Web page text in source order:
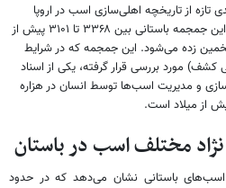
بر اساس آزمایش‌های دقیق، قدمت این جمجمه باستانی بین ۳۳۶۸ تا ۳۱۰۱ پیش از
سال قبل) تخمین زده می‌شود. این جمجمه که در شرایط
مورد بررسی قرار گرفته، یکی از اسناد
و مدیریت اسب‌ها توسط انسان در هزاره
از میلاد است.
مختلف اسب در باستان
باستانی نشان می‌دهد که در حدود